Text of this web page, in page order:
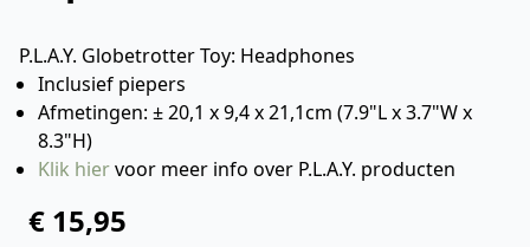
P.L.A.Y. Globetrotter Toy: Headphones
Inclusief piepers
Afmetingen: ± 20,1 x 9,4 x 21,1cm (7.9"L x 3.7"W x
8.3"H)
Klik hiervoor meer info over P.L.A.Y. producten
€ 15,95